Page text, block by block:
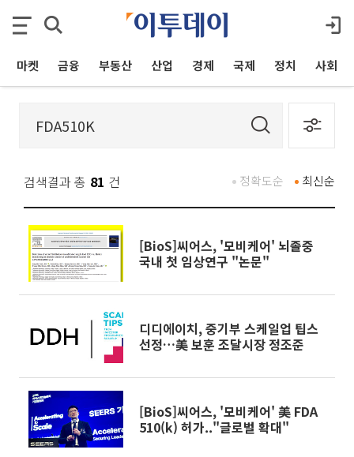
마켓 금융 부동산 산업 경제 국제 정치 사회
검색결과 총 81 건 최신순
정확도순
[BioS]씨어스, '모비케어' 뇌졸중
국내 첫 임상연구 "논문"
디디에이치, 중기부 스케일업 팁스
선정…美 보훈 조달시장 정조준
[BioS]씨어스, '모비케어' 美 FDA
510(k) 허가.."글로벌 확대"